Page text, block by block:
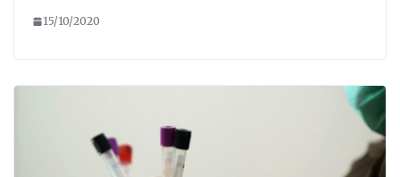
15/10/2020